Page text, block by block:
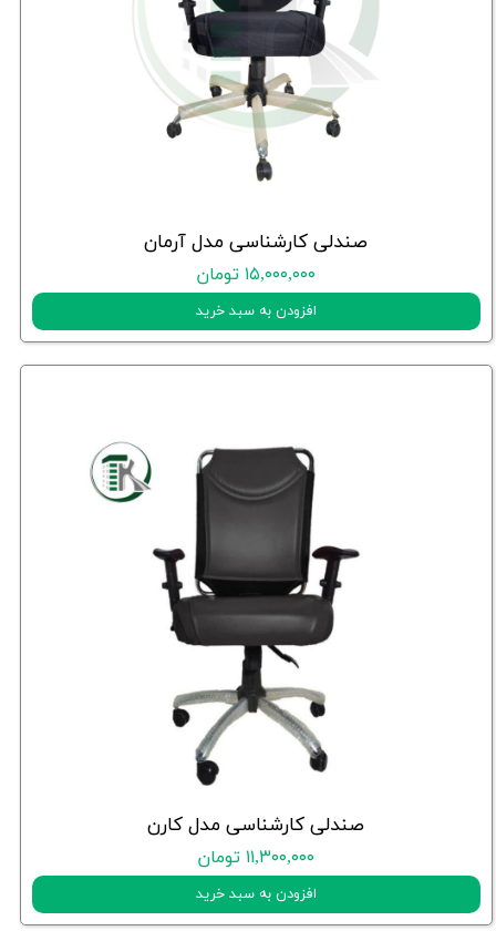
صندلی کارشناسی مدل آرمان
۱۵,۰۰۰,۰۰۰ تومان
افزودن به سبد خرید
صندلی کارشناسی مدل کارن
۱۱,۳۰۰,۰۰۰ تومان
افزودن به سبد خرید